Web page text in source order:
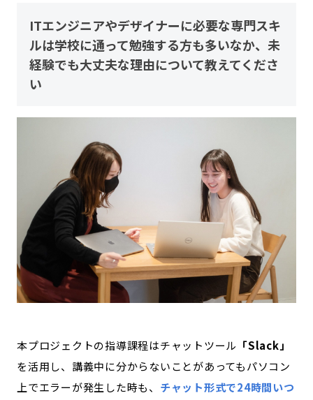
ITエンジニアやデザイナーに必要な専門スキ
ルは学校に通って勉強する方も多いなか、未
経験でも大丈夫な理由について教えてくださ
い
本プロジェクトの指導課程はチャットツール 「Slack」
を活用し、講義中に分からないことがあってもパソコン
上でエラーが発生した時も、 チャット形式で24時間いつ